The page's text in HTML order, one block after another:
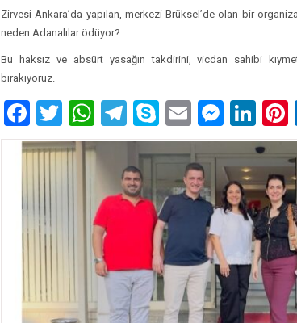
Zirvesi Ankara’da yapılan, merkezi Brüksel’de olan bir
neden Adanalılar ödüyor?
Bu haksız ve absürt yasağın takdirini, vicdan sahibi
bırakıyoruz.
Facebook
Twitter
WhatsApp
Telegram
SkypeEmail